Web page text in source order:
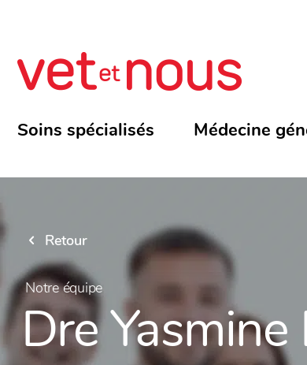
Soins spécialisés Médecine
Retour
Notre équipe
Dre Yasmine